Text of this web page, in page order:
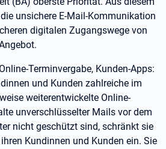
unsichere E-Mail-Kommunikation
digitalen Zugangswege von
Terminvergabe, Kunden-Apps:
und Kunden zahlreiche im
weiterentwickelte Online-
unverschlüsselter Mails vor dem
nicht geschützt sind, schränkt sie
Kundinnen und Kunden ein. Sie